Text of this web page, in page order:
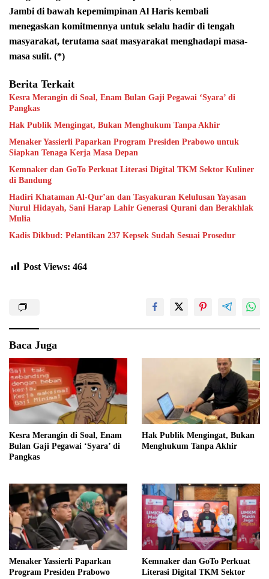
Jambi di bawah kepemimpinan Al Haris kembali
menegaskan komitmennya untuk selalu hadir di tengah
masyarakat, terutama saat masyarakat menghadapi masa-
masa sulit. (*)
Berita Terkait
Kesra Merangin di Soal, Enam Bulan Gaji Pegawai ‘Syara’ di
Pangkas
Hak Publik Mengingat, Bukan Menghukum Tanpa Akhir
Menaker Yassierli Paparkan Program Presiden Prabowo untuk
Siapkan Tenaga Kerja Masa Depan
Kemnaker dan GoTo Perkuat Literasi Digital TKM Sektor Kuliner
di Bandung
Hadiri Khataman Al-Qur’an dan Tasyakuran Kelulusan Yayasan
Nurul Hidayah, Sani Harap Lahir Generasi Qurani dan Berakhlak
Mulia
Kadis Dikbud: Pelantikan 237 Kepsek Sudah Sesuai Prosedur
Post Views: 464
Baca Juga
Kesra Merangin di Soal, Enam
Bulan Gaji Pegawai ‘Syara’ di
Pangkas
Hak Publik Mengingat, Bukan
Menghukum Tanpa Akhir
Menaker Yassierli Paparkan
Program Presiden Prabowo
Kemnaker dan GoTo Perkuat
Literasi Digital TKM Sektor